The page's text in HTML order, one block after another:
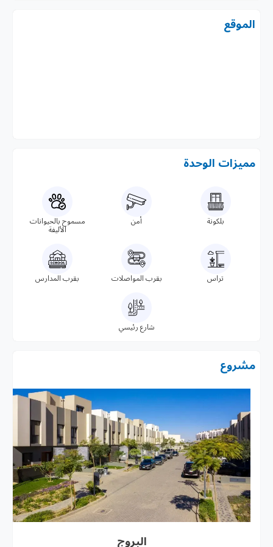
الموقع
مميزات الوحدة
بلكونة أمن
مسموح بالحيوانات
الأليفة
تراس بقرب المواصلات بقرب المدارس
شارع رئيسي
مشروع
البروج